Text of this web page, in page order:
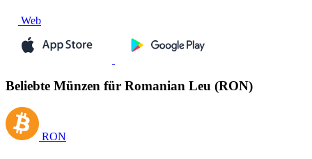
Web
Beliebte Münzen für Romanian Leu (RON)
RON